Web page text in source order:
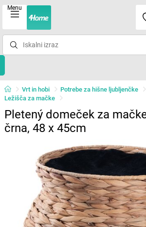
Menu
Vrt in hobi Potrebe za hišne ljubljenčke
Ležišča za mačke
Pletený domeček za
črna, 48 x 45cm